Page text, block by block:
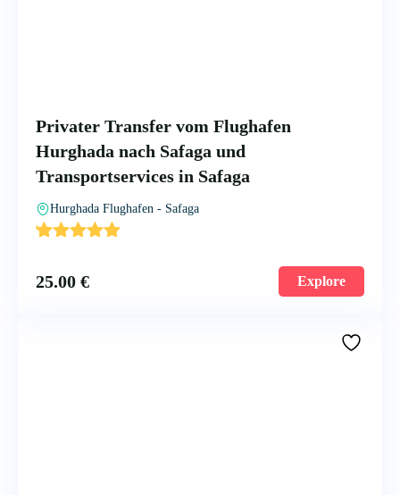
Privater Transfer vom Flughafen
Hurghada nach Safaga und
Transportservices in Safaga
Hurghada Flughafen - Safaga
'
25.00 € Explore